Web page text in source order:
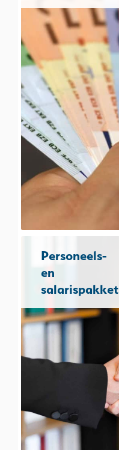
Personeels-
en
salarispakket